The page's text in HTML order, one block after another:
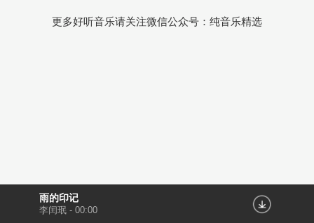
更多好听音乐请关注微信公众号：纯音乐精选
雨的印记
李闰珉 - 00:00